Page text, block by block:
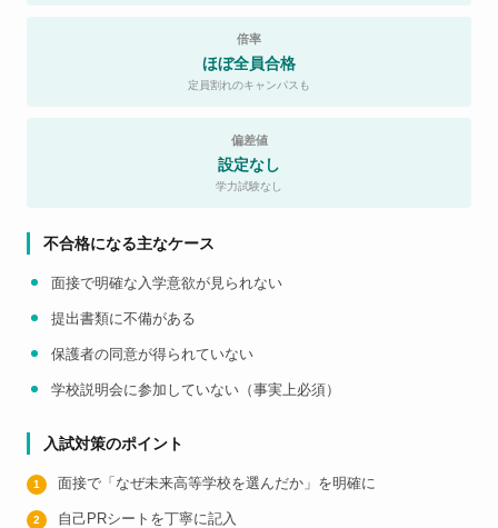
倍率
ほぼ全員合格
定員割れのキャンパスも
偏差値
設定なし
学力試験なし
不合格になる主なケース
面接で明確な入学意欲が見られない
提出書類に不備がある
保護者の同意が得られていない
学校説明会に参加していない（事実上必須）
入試対策のポイント
面接で「なぜ未来高等学校を選んだか」を明確に
自己PRシートを丁寧に記入